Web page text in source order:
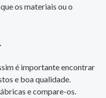
os materiais ou o
é importante encontrar
e boa qualidade.
e compare-os.